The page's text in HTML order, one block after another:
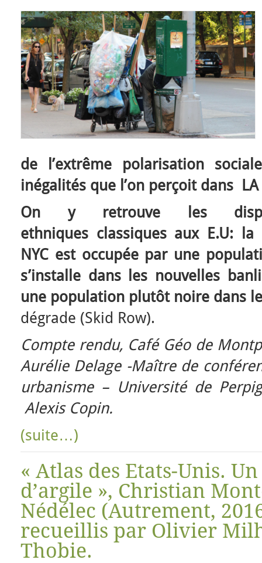
de l’extrême polarisation
inégalités que l’on perçoit dans
On y retrouve les
ethniques classiques aux E.U:
NYC est occupée par une
s’installe dans les nouvelles
une population plutôt noire dans
dégrade (Skid Row).
Compte rendu, Café Géo de
Aurélie Delage -Maître de
urbanisme – Université de
Alexis Copin.
(suite…)
« Atlas des Etats-Unis.
d’argile », Christian
Nédélec (Autrement,
recueillis par Olivier
Thobie.